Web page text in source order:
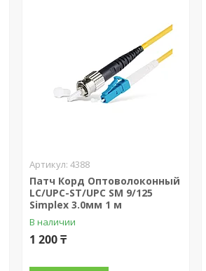
4388
Патч Корд Оптоволоконный
LС/UPC-ST/UPC SM 9/125
Simplex 3.0мм 1 м
В наличии
1 200 ₸